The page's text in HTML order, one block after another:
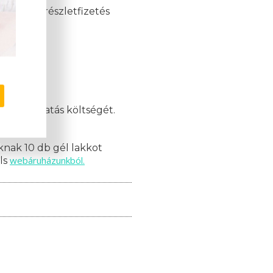
akkor a részletfizetés
oktatás költségét.
10 db gél lakkot
webáruházunkból.